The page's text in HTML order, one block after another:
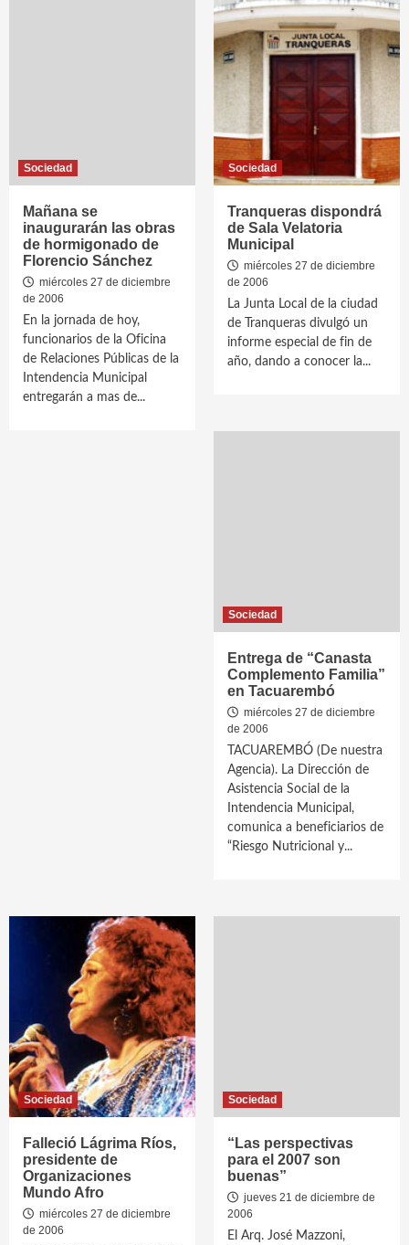
Sociedad
Mañana se
inaugurarán las obras
de hormigonado de
Florencio Sánchez
miércoles 27 de diciembre
de 2006
En la jornada de hoy,
funcionarios de la Oficina
de Relaciones Públicas de la
Intendencia Municipal
entregarán a mas de...
Sociedad
Tranqueras dispondrá
de Sala Velatoria
Municipal
miércoles 27 de diciembre
de 2006
La Junta Local de la ciudad
de Tranqueras divulgó un
informe especial de fin de
año, dando a conocer la...
Sociedad
Entrega de “Canasta
Complemento Familia”
en Tacuarembó
miércoles 27 de diciembre
de 2006
TACUAREMBÓ (De nuestra
Agencia). La Dirección de
Asistencia Social de la
Intendencia Municipal,
comunica a beneficiarios de
“Riesgo Nutricional y...
Sociedad
Falleció Lágrima Ríos,
presidente de
Organizaciones
Mundo Afro
miércoles 27 de diciembre
de 2006
Sociedad
“Las perspectivas
para el 2007 son
buenas”
jueves 21 de diciembre de
2006
El Arq. José Mazzoni,